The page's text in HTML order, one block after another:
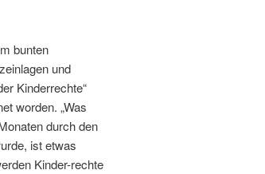
bunten
und
Kinderrechte“
worden. „Was
durch den
ist etwas
Kinder-rechte